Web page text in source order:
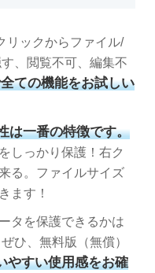
リックからファイル/
、閲覧不可、編集不
ての機能をお試しい
は一番の特徴です。
しっかり保護！右ク
る。ファイルサイズ
ます！
タを保護できるかは
ひ、無料版（無償）
やすい使用感をお確